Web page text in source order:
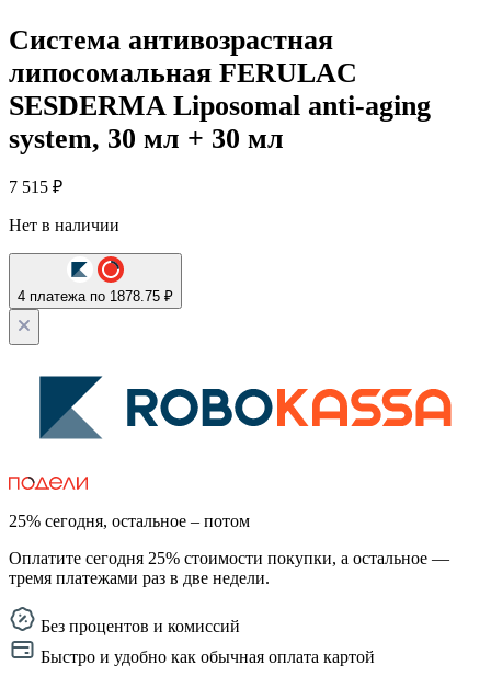
Система антивозрастная
липосомальная FERULAC
SESDERMA Liposomal anti-aging
system, 30 мл + 30 мл
7 515 ₽
Нет в наличии
4 платежа по 1878.75 ₽
25% сегодня, остальное – потом
Оплатите сегодня 25% стоимости покупки, а остальное —
тремя платежами раз в две недели.
Без процентов и комиссий
Быстро и удобно как обычная оплата картой